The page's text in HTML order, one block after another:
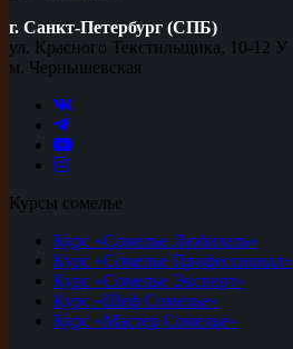
г. Санкт-Петербург (СПБ)
ул. Красного Текстильщика, 10-12 У
м. Чернышевская
Курсы сомелье
Курс «Сомелье Любитель»
Курс «Сомелье Профессионал»
Курс «Сомелье Эксперт»
Курс «Шеф Сомелье»
Курс «Мастер Сомелье»